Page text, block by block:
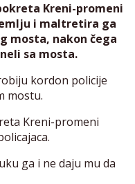
Kreni-promeni
i maltretira ga
mosta, nakon čega
sa mosta.
kordon policije
mostu.
Kreni-promeni
ga i ne daju mu da